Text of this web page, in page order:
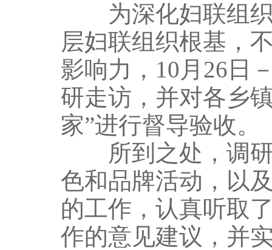
为深化妇联组织
层妇联组织根基，
影响力，10月26日
研走访，并对各乡
家”进行督导验收。
所到之处，调研
色和品牌活动，以
的工作，认真听取
作的意见建议，并